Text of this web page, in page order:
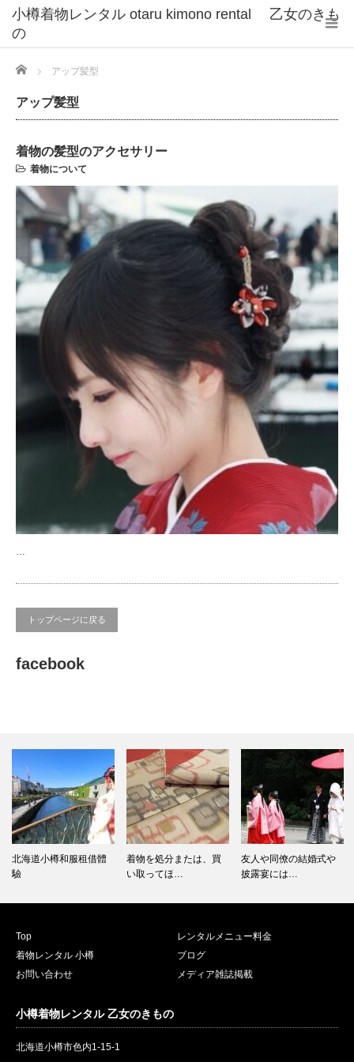
小樽着物レンタル otaru kimono rental 乙女のきも
の
Home アップ髪型
アップ髪型
着物の髪型のアクセサリー
着物について
トップページに戻る
facebook
北海道小樽和服租借體
驗
着物を処分または、買
い取ってほ…
友人や同僚の結婚式や
披露宴には…
Top
レンタルメニュー料金
着物レンタル 小樽
ブログ
お問い合わせ
メディア雑誌掲載
小樽着物レンタル 乙女のきもの
北海道小樽市色内1-15-1